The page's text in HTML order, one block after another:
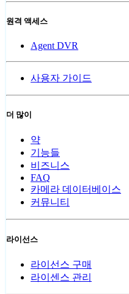
원격 액세스
Agent DVR
사용자 가이드
더 많이
약
기능들
비즈니스
FAQ
카메라 데이터베이스
커뮤니티
라이선스
라이선스 구매
라이센스 관리